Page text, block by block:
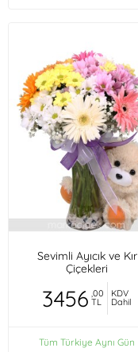
Sevimli Ayıcık ve Kır
Çiçekleri
3456 ,00
TL
KDV
Dahil
Tüm Türkiye Aynı Gün